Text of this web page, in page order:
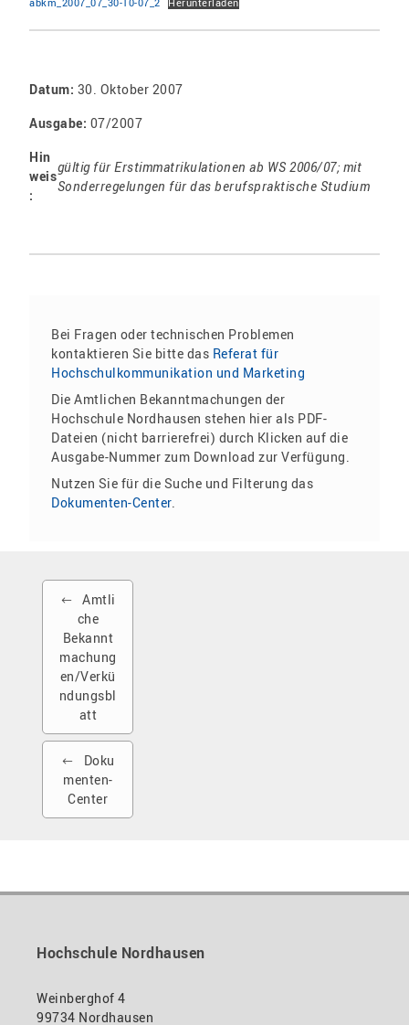
Datum: 30. Oktober 2007
Ausgabe: 07/2007
Hin
weis
:
gültig für Erstimmatrikulationen ab WS 2006/07; mit
Sonderregelungen für das berufspraktische Studium
Bei Fragen oder technischen Problemen
kontaktieren Sie bitte das Referat für
Hochschulkommunikation und Marketing
Die Amtlichen Bekanntmachungen der
Hochschule Nordhausen stehen hier als PDF-
Dateien (nicht barrierefrei) durch Klicken auf die
Ausgabe-Nummer zum Download zur Verfügung.
Nutzen Sie für die Suche und Filterung das
Dokumenten-Center.
Amtli
che
Bekannt
machung
en/Verkü
ndungsbl
att
Doku
menten-
Center
Hochschule Nordhausen
Weinberghof 4
99734 Nordhausen